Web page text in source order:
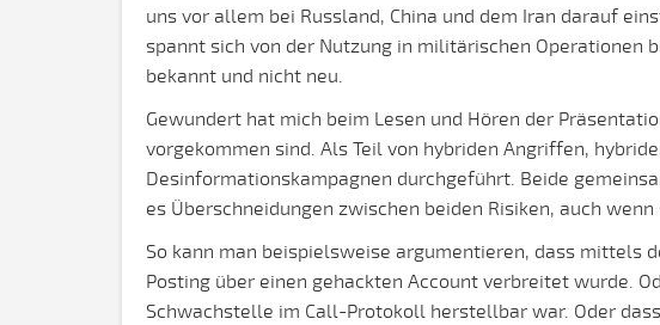
uns vor allem bei Russland, China und dem Iran darauf
spannt sich von der Nutzung in militärischen
bekannt und nicht neu.
Gewundert hat mich beim Lesen und Hören der
vorgekommen sind. Als Teil von hybriden Angriffen,
Desinformationskampagnen durchgeführt. Beide
es Überschneidungen zwischen beiden Risiken, auch
So kann man beispielsweise argumentieren, dass mittels
Posting über einen gehackten Account verbreitet wurde.
Schwachstelle im Call-Protokoll herstellbar war. Oder